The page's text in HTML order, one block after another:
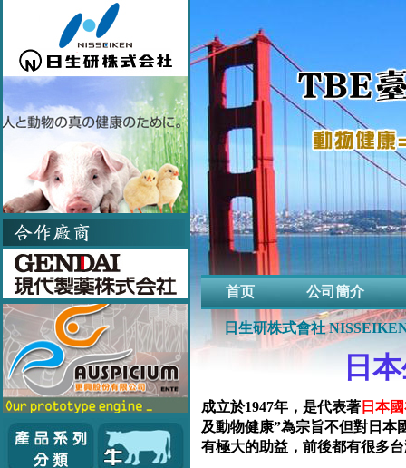
首页 公司簡介
日生研株式會社
日
成立於1947年，是代表著 日本
及動物健康”為宗旨不但對日本
有極大的助益，前後都有很多